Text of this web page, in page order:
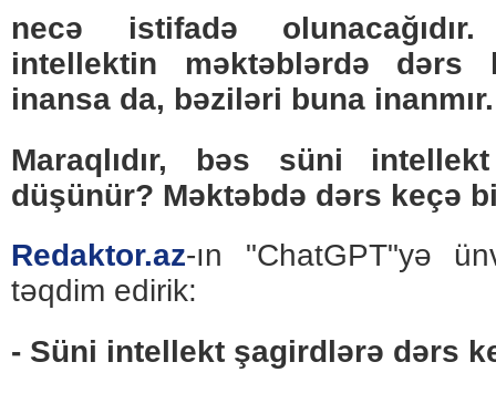
necə istifadə
intellektin məktəblərdə dərs
inansa da, bəziləri buna inanmır.
Maraqlıdır, bəs süni
düşünür? Məktəbdə dərs keçə
Redaktor.az-ın "ChatGPT"yə
təqdim edirik:
- Süni intellekt şagirdlərə dərs